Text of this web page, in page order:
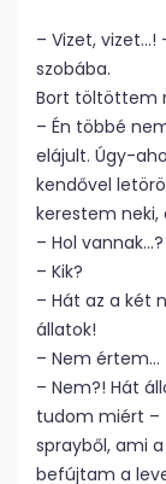
– Vizet,
szobába.
Bort töltöttem
– Én többé
elájult. Úgy-
kendővel
kerestem
– Hol vannak…?
– Kik?
– Hát az a két
állatok!
– Nem értem…
– Nem?! Hát
tudom miért –
sprayből, ami
befújtam a